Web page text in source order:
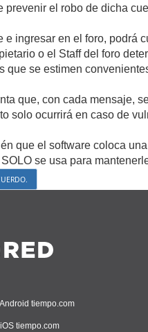
prevenir el robo de dicha
e ingresar en el foro, podrá
o el Staff del foro
que se estimen
que, con cada mensaje,
solo ocurrirá en caso de
que el software coloca
se usa para
tiempo.com
tiempo.com